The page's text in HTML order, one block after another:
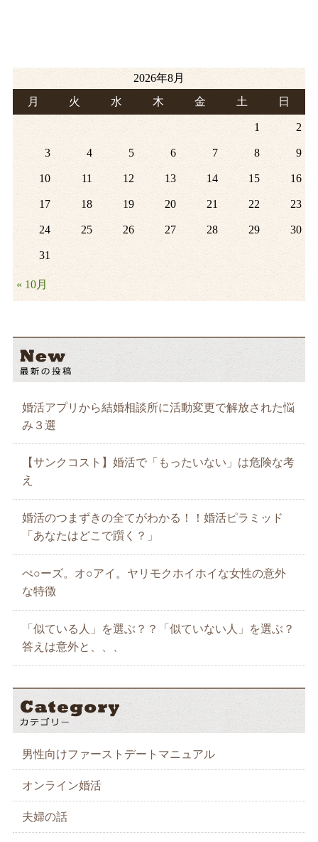
2026年8月
月
火 水 木 金 土 日
« 10月
1 2
3 4 5 6 7 8 9
10 11 12 13 14 15 16
17 18 19 20 21 22 23
24 25 26 27 28 29 30
31
婚活アプリから結婚相談所に活動変更で解放された悩
み３選
【サンクコスト】婚活で「もったいない」は危険な考
え
婚活のつまずきの全てがわかる！！婚活ピラミッド
「あなたはどこで躓く？」
ぺ○ーズ。オ○アイ。ヤリモクホイホイな女性の意外
な特徴
「似ている人」を選ぶ？？「似ていない人」を選ぶ？
答えは意外と、、、
男性向けファーストデートマニュアル
オンライン婚活
夫婦の話